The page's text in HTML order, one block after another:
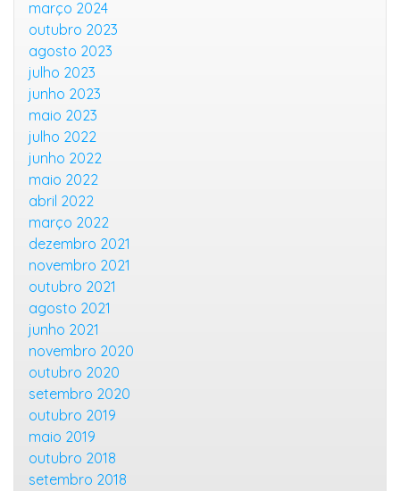
março 2024
outubro 2023
agosto 2023
julho 2023
junho 2023
maio 2023
julho 2022
junho 2022
maio 2022
abril 2022
março 2022
dezembro 2021
novembro 2021
outubro 2021
agosto 2021
junho 2021
novembro 2020
outubro 2020
setembro 2020
outubro 2019
maio 2019
outubro 2018
setembro 2018